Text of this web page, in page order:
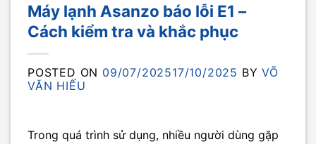
Máy lạnh Asanzo báo lỗi E1 –
Cách kiểm tra và khắc phục
POSTED ON 09/07/202517/10/2025 BYVÕ
VĂN HIẾU
Trong quá trình sử dụng, nhiều người dùng gặp